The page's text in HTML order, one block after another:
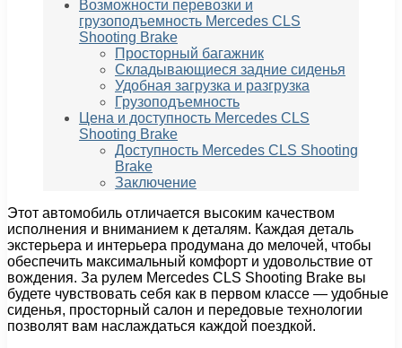
Возможности перевозки и
грузоподъемность Mercedes CLS
Shooting Brake
Просторный багажник
Складывающиеся задние сиденья
Удобная загрузка и разгрузка
Грузоподъемность
Цена и доступность Mercedes CLS
Shooting Brake
Доступность Mercedes CLS Shooting
Brake
Заключение
Этот автомобиль отличается высоким качеством
исполнения и вниманием к деталям. Каждая деталь
экстерьера и интерьера продумана до мелочей, чтобы
обеспечить максимальный комфорт и удовольствие от
вождения. За рулем Mercedes CLS Shooting Brake вы
будете чувствовать себя как в первом классе — удобные
сиденья, просторный салон и передовые технологии
позволят вам наслаждаться каждой поездкой.